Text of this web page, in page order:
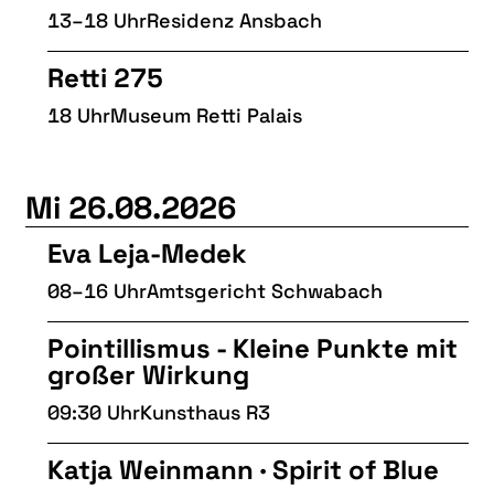
13–18 UhrResidenz Ansbach
Retti 275
18 UhrMuseum Retti Palais
Mi 26.08.2026
Eva Leja-Medek
08–16 UhrAmtsgericht Schwabach
Pointillismus - Kleine Punkte mit
großer Wirkung
09:30 UhrKunsthaus R3
Katja Weinmann · Spirit of Blue